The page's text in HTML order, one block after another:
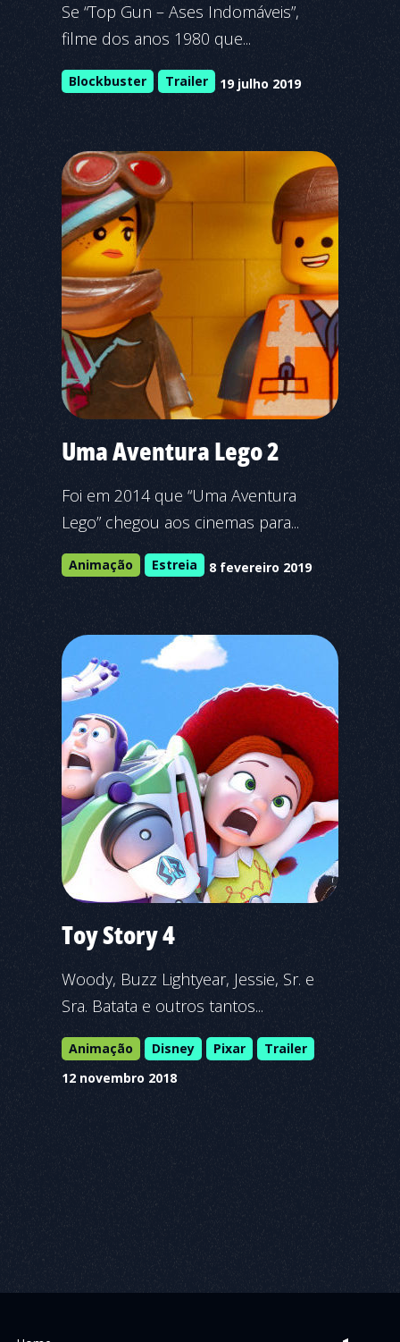
Se “Top Gun – Ases Indomáveis”,
filme dos anos 1980 que...
Blockbuster Trailer 19 julho 2019
Uma Aventura Lego 2
Foi em 2014 que “Uma Aventura
Lego” chegou aos cinemas para...
Animação Estreia 8 fevereiro 2019
Toy Story 4
Woody, Buzz Lightyear, Jessie, Sr. e
Sra. Batata e outros tantos...
Animação Disney Pixar
Trailer
12 novembro 2018